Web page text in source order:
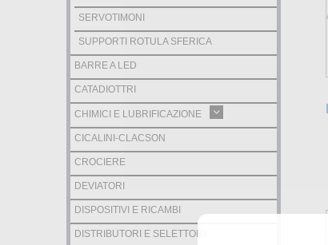
SERVOTIMONI
SUPPORTI ROTULA SFERICA
BARRE A LED
CATADIOTTRI
CHIMICI E LUBRIFICAZIONE
CICALINI-CLACSON
CROCIERE
DEVIATORI
DISPOSITIVI E RICAMBI
DISTRIBUTORI E SELETTORI